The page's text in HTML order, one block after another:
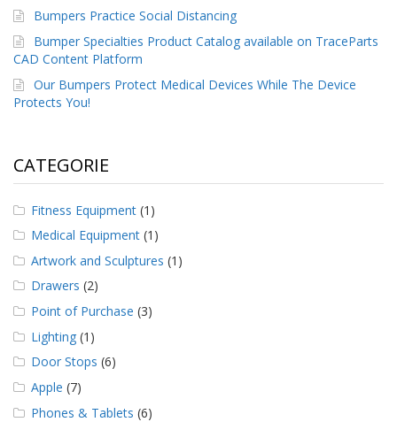
B
g
t
a
t
t
a
Bumpers Practice Social Distancing
Bumper Specialties Product Catalog available on TraceParts
CAD Content Platform
Our Bumpers Protect Medical Devices While The Device
Protects You!
CATEGORIE
Fitness Equipment (1)
Medical Equipment (1)
Artwork and Sculptures (1)
Drawers (2)
Point of Purchase (3)
Lighting (1)
Door Stops (6)
Apple (7)
Phones & Tablets (6)